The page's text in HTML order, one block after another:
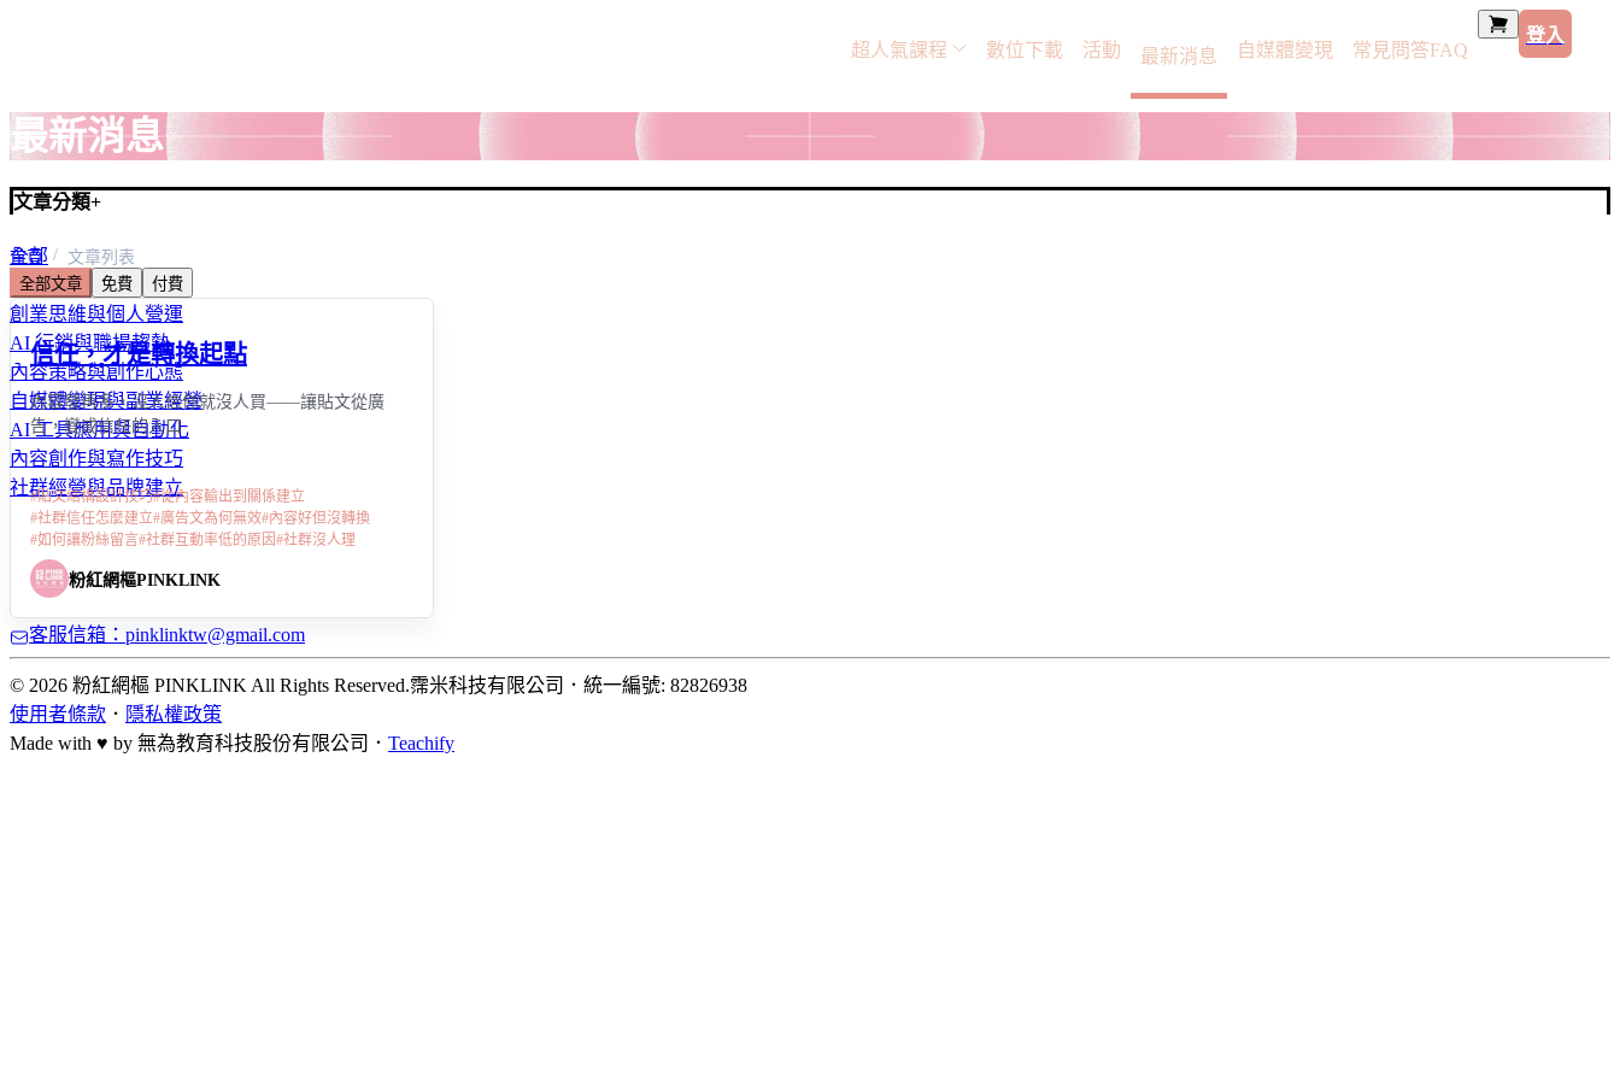
超人氣課程 數位下載 活動 最新消息 自媒體變現 常見問答FAQ
登入
最新消息
文章分類+
全部
線上課程與自我成長
創業思維與個人營運
AI 行銷與職場趨勢
內容策略與創作心態
自媒體變現與副業經營
AI 工具應用與自動化
內容創作與寫作技巧
社群經營與品牌建立
首頁
文章列表
全部文章
免費 付費
信任，才是轉換起點
內容發再多，沒人信你就沒人買——讓貼文從廣
告，變成信任的入口
#貼文結構設計技巧#從內容輸出到關係建立
#社群信任怎麼建立#廣告文為何無效#內容好但沒轉換
#如何讓粉絲留言#社群互動率低的原因#社群沒人理
粉紅網樞PINKLINK
客服信箱：pinklinktw@gmail.com
© 2026 粉紅網樞 PINKLINK All Rights Reserved.霈米科技有限公司 ． 統一編號: 82826938
使用者條款 ． 隱私權政策
Made with ♥ by 無為教育科技股份有限公司． Teachify